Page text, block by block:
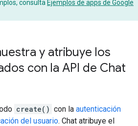
consulta Ejemplos de apps de Google
y atribuye los
con la API de Chat
create() con la autenticación
del usuario. Chat atribuye el